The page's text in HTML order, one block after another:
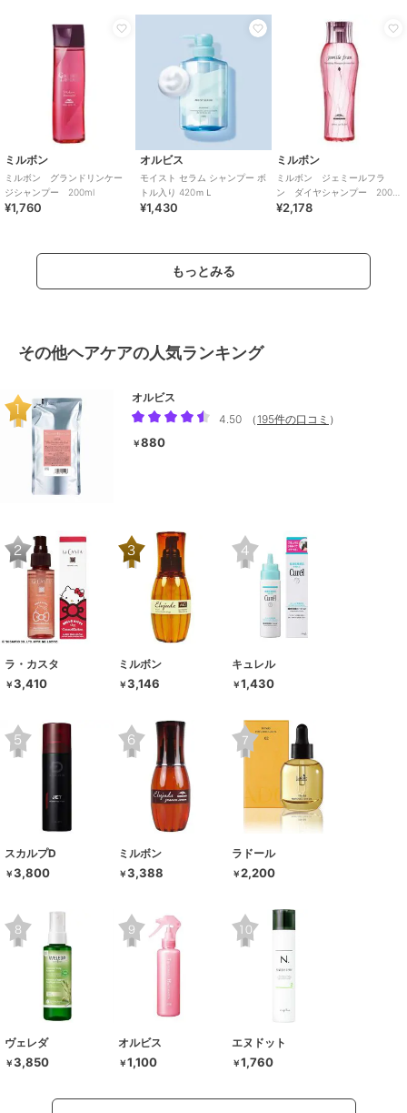
ミルボン
ミルボン グランドリンケー
ジシャンプー 200ml
¥1,760
オルビス
モイスト セラム シャンプー ボ
トル入り 420ｍＬ
¥1,430
ミルボン
ミルボン ジェミールフラ
ン ダイヤシャンプー 200ｍ
ｌ
¥2,178
もっとみる
その他ヘアケアの人気ランキング
オルビス
4.50
（ 195件の口コミ ）
￥880
ラ・カスタ
￥3,410
ミルボン
￥3,146
キュレル
￥1,430
スカルプD
￥3,800
ミルボン
￥3,388
ラドール
￥2,200
ヴェレダ
￥3,850
オルビス
￥1,100
エヌドット
￥1,760